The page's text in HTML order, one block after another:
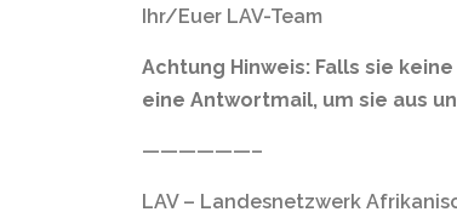
Ihr/Euer LAV-Team
Achtung Hinweis: Falls sie
eine Antwortmail, um sie aus
——————–
LAV – Landesnetzwerk